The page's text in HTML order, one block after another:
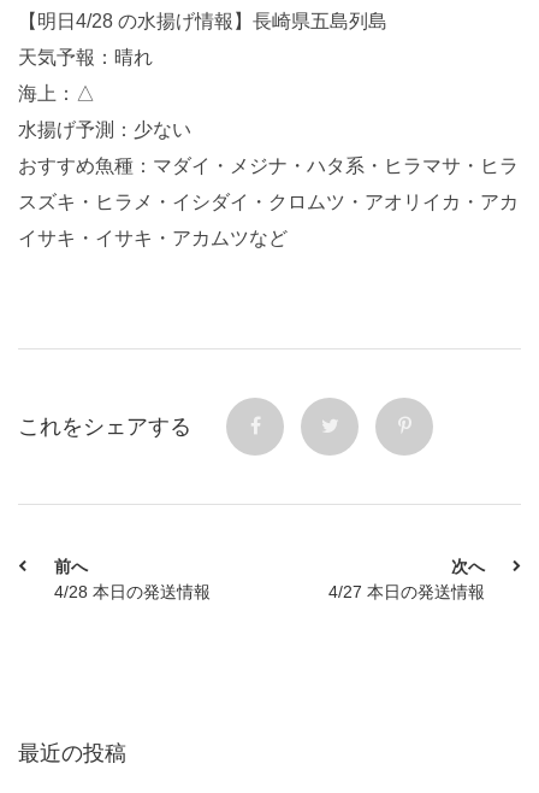
【明日4/28 の水揚げ情報】長崎県五島列島
天気予報：晴れ
海上：△
水揚げ予測：少ない
おすすめ魚種：マダイ・メジナ・ハタ系・ヒラマサ・ヒラ
スズキ・ヒラメ・イシダイ・クロムツ・アオリイカ・アカ
イサキ・イサキ・アカムツなど
これをシェアする
前へ
4/28 本日の発送情報
次へ
4/27 本日の発送情報
最近の投稿